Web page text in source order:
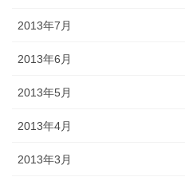
2013年7月
2013年6月
2013年5月
2013年4月
2013年3月